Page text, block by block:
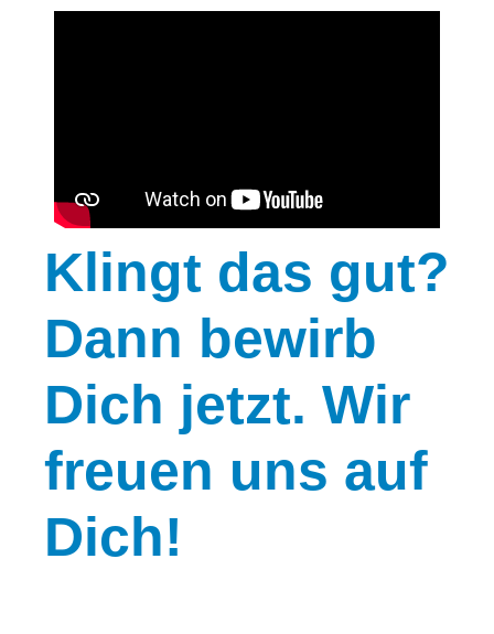
Klingt das gut?
Dann bewirb
Dich jetzt. Wir
freuen uns auf
Dich!